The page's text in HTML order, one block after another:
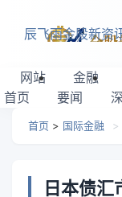
辰飞雨金股新资
网站
首页
金融
要闻
首页 > 国际金融 >
日本债